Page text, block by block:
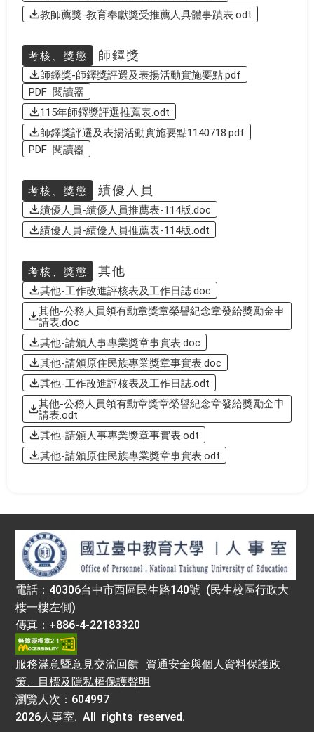
教師薦獎-教育奉獻獎受推薦人具體事蹟表.odt
考核、獎懲 師鐸獎
師鐸獎-師鐸獎評選及表揚活動實施要點.pdf
PDF 閱讀器
115年師鐸獎評選推薦表.odt
師鐸獎評選及表揚活動實施要點1140718.pdf
PDF 閱讀器
考核、獎懲 績優人員
績優人員-績優人員推薦表-114版.doc
績優人員-績優人員推薦表-114版.odt
考核、獎懲 其他
其他-工作改進評核表及工作日誌.doc
其他-公務人員領有勳章獎章榮譽紀念章發給獎勵金申
請表.doc
其他-請頒人事專業獎章事實表.doc
其他-請頒原住民族專業獎章事實表.doc
其他-工作改進評核表及工作日誌.odt
其他-公務人員領有勳章獎章榮譽紀念章發給獎勵金申
請表.odt
其他-請頒人事專業獎章事實表.odt
其他-請頒原住民族專業獎章事實表.odt
電話：40306台中市西區民生路140號 (民生校區行政大
樓一樓左側)
傳真：+886-4-22183320
服務滿意暨意見交流回饋
資通安全與個人資料保護政
策、目標及隱私權保護聲明
瀏覽人次：604997
2026人事室. All rights reserved.